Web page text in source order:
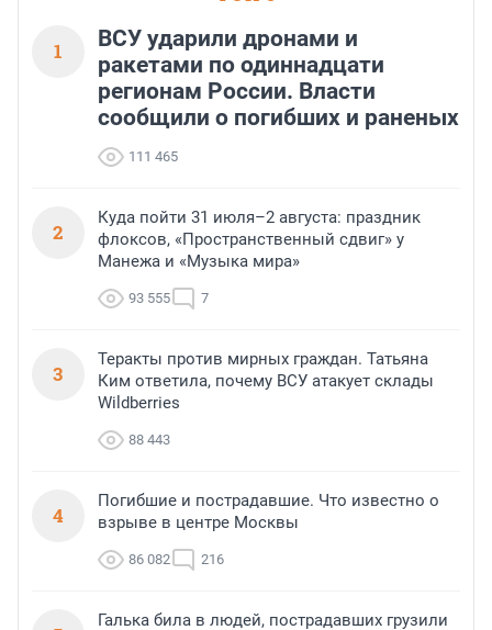
1
ВСУ ударили дронами и
ракетами по одиннадцати
регионам России. Власти
сообщили о погибших и раненых
111 465
2
Куда пойти 31 июля–2 августа: праздник
флоксов, «Пространственный сдвиг» у
Манежа и «Музыка мира»
93 555 7
3
Теракты против мирных граждан. Татьяна
Ким ответила, почему ВСУ атакует склады
Wildberries
88 443
4
Погибшие и пострадавшие. Что известно о
взрыве в центре Москвы
86 082 216
Галька била в людей, пострадавших грузили